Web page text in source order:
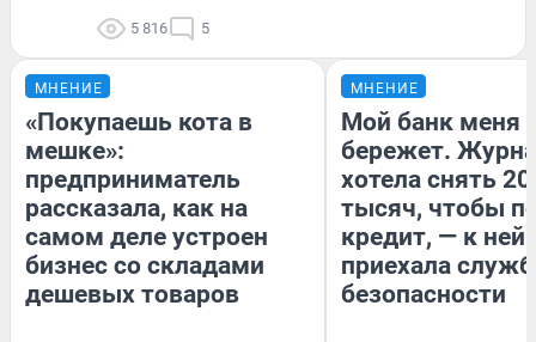
5 816 5
МНЕНИЕ
«Покупаешь кота в
мешке»:
предприниматель
рассказала, как на
самом деле устроен
бизнес со складами
дешевых товаров
МНЕНИЕ
Мой банк меня
бережет.
хотела снять
тысяч, чтобы
кредит, — к
приехала
безопасности